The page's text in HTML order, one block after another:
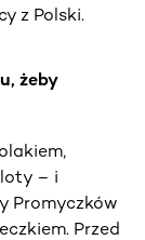
z Polski.
żeby
– i
Promyczków
Przed